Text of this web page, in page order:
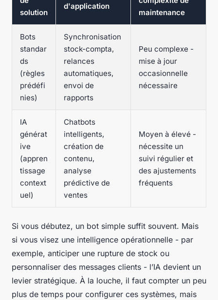
solution
d'application
maintenance
Bots
standar
ds
(règles
prédéfi
nies)
Synchronisation
stock-compta,
relances
automatiques,
envoi de
rapports
Peu complexe -
mise à jour
occasionnelle
nécessaire
IA
générat
ive
(appren
tissage
context
uel)
Chatbots
intelligents,
création de
contenu,
analyse
prédictive de
ventes
Moyen à élevé -
nécessite un
suivi régulier et
des ajustements
fréquents
Si vous débutez, un bot simple suffit souvent. Mais
si vous visez une intelligence opérationnelle - par
exemple, anticiper une rupture de stock ou
personnaliser des messages clients - l’IA devient un
levier stratégique. À la louche, il faut compter un peu
plus de temps pour configurer ces systèmes, mais